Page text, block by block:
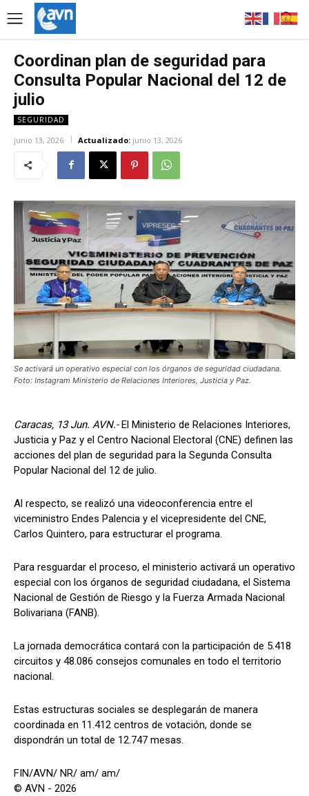
Coordinan plan de seguridad para
Consulta Popular Nacional del 12 de
julio
SEGURIDAD
junio 13, 2026 Actualizado: junio 13, 2026
Se activará un operativo especial con los órganos de seguridad ciudadana.
Foto: Instagram Ministerio de Relaciones Interiores, Justicia y Paz.
Caracas, 13 Jun. AVN.-El Ministerio de Relaciones Interiores,
Justicia y Paz y el Centro Nacional Electoral (CNE) definen las
acciones del plan de seguridad para la Segunda Consulta
Popular Nacional del 12 de julio.
Al respecto, se realizó una videoconferencia entre el
viceministro Endes Palencia y el vicepresidente del CNE,
Carlos Quintero, para estructurar el programa.
Para resguardar el proceso, el ministerio activará un operativo
especial con los órganos de seguridad ciudadana, el Sistema
Nacional de Gestión de Riesgo y la Fuerza Armada Nacional
Bolivariana (FANB).
La jornada democrática contará con la participación de 5.418
circuitos y 48.086 consejos comunales en todo el territorio
nacional.
Estas estructuras sociales se desplegarán de manera
coordinada en 11.412 centros de votación, donde se
dispondrán un total de 12.747 mesas.
FIN/AVN/ NR/ am/ am/
© AVN - 2026